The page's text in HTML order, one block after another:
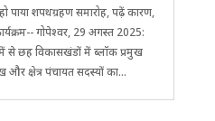
पाया शपथग्रहण समारोह, पढ़ें कारण,
गोपेश्वर, 29 अगस्त 2025:
से छह विकासखंडों में ब्लॉक प्रमुख
और क्षेत्र पंचायत सदस्यों का...